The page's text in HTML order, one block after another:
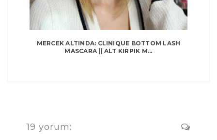
MERCEK ALTINDA: CLINIQUE BOTTOM LASH
MASCARA || ALT KIRPIK M...
19 yorum: